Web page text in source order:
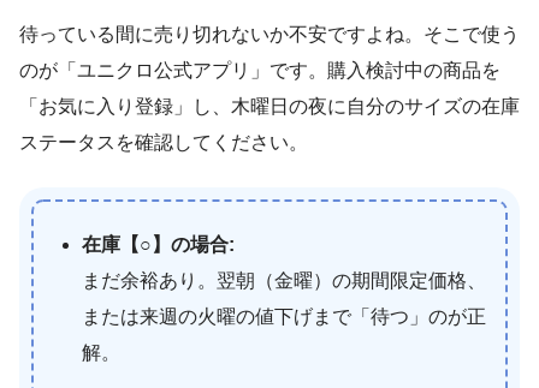
待っている間に売り切れないか不安ですよね。そこで使う
のが「ユニクロ公式アプリ」です。購入検討中の商品を
「お気に入り登録」し、木曜日の夜に自分のサイズの在庫
ステータスを確認してください。
在庫【○】の場合:
まだ余裕あり。翌朝（金曜）の期間限定価格、
または来週の火曜の値下げまで「待つ」のが正
解。